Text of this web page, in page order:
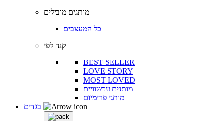
מותגים מובילים
כל המעצבים
קנה לפי
BEST SELLER
LOVE STORY
MOST LOVED
מותגים עכשוויים
מותגי פרימיום